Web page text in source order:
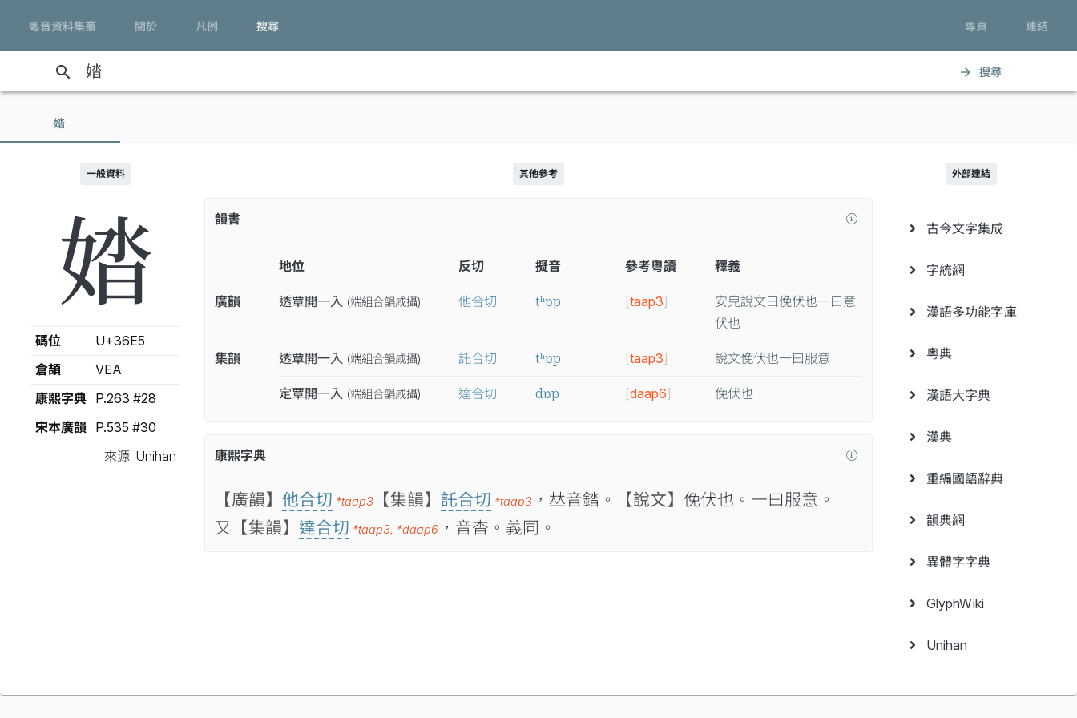
粵音資料集叢 關於 凡例 搜尋 專頁 連結
search arrow_forward 搜尋
㛥
一般資料
㛥
碼位
U+36E5
倉頡
VEA
康熙字典
P.263 #28
宋本廣韻
P.535 #30
來源: Unihan
其他參考
韻書
地位 反切 擬音 參考粵讀 釋義
廣韻 透覃開一入 (端組合韻咸攝) 他合切 tʰɒp [taap3]
安皃說文曰俛伏也一曰意
伏也
集韻 透覃開一入 (端組合韻咸攝) 託合切 tʰɒp [taap3] 說文俛伏也一曰服意
定覃開一入 (端組合韻咸攝) 達合切 dɒp [daap6] 俛伏也
康熙字典
【廣韻】 他合切 *taap3 【集韻】 託合切 *taap3 ，𠀤音錔。 【說文】 俛伏也。一曰服意。
又
【集韻】 達合切 *taap3, *daap6 ，音杳。義同。
外部連結
古今文字集成
字統網
漢語多功能字庫
粵典
漢語大字典
漢典
重編國語辭典
韻典網
異體字字典
GlyphWiki
Unihan